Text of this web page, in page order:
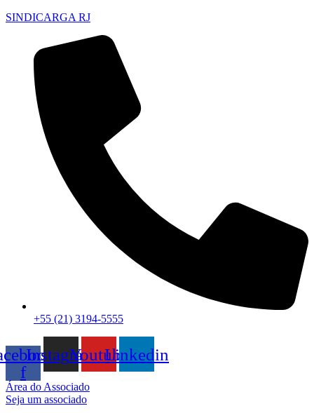
SINDICARGA RJ
+55 (21) 3194-5555
f
InstagramYoutubeLinkedin
Área do Associado
Seja um associado